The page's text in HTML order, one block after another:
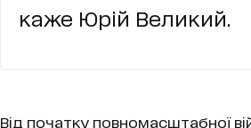
каже Юрій Великий.
Від початку повномасштабної